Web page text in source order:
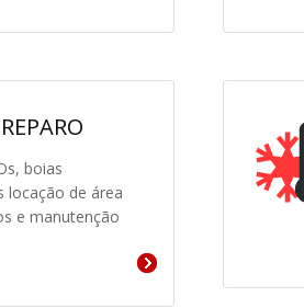
boias
locação de área
e manutenção